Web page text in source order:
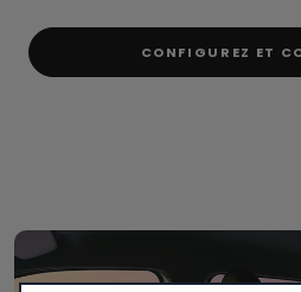
CONFIGUREZ ET